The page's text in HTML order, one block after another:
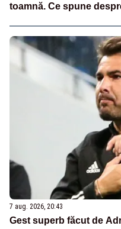
toamnă. Ce spune
7 aug. 2026, 20:43
Gest superb făcut de